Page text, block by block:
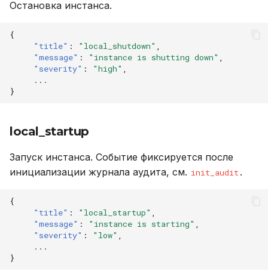
Остановка инстанса.
{
"title" : "local_shutdown"
"message" : "instance is shutting down"
"severity" : "high"
...
}
local_startup
Запуск инстанса. Событие фиксируется после
инициализации журнала аудита, см. init_audit .
{
"title" : "local_startup"
"message" : "instance is starting"
"severity" : "low"
...
}